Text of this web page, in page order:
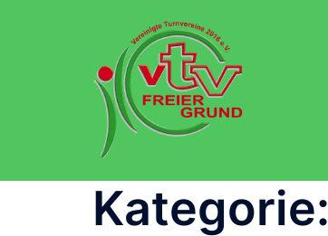
Kategorie: